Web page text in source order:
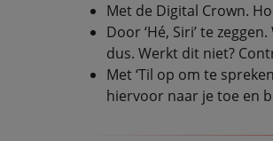
Met de Digital Crown.
Door ‘Hé, Siri’ te
dus. Werkt dit niet?
Met ‘Til op om te
hiervoor naar je toe en